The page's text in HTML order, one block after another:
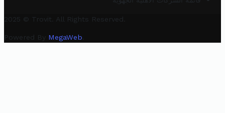
2025 © Trovit. All Rights Reserved.
Powered By MegaWeb